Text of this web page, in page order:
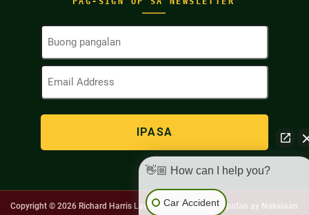
Buong
(Kinakailangan)
Email
(Kinakailangan)
Copyright © 2026 Richard Harris Law Firm. Lahat ng Karapatan ay Nakalaan
👋🏼 How can I help you?
Car Accident